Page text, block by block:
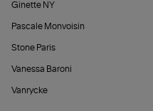
Ginette NY
Pascale Monvoisin
Stone Paris
Vanessa Baroni
Vanrycke